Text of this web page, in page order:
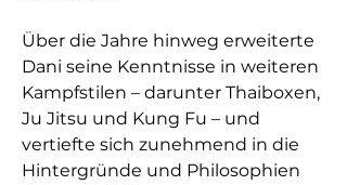
Über die Jahre hinweg erweiterte
Dani seine Kenntnisse in weiteren
Kampfstilen – darunter Thaiboxen,
Ju Jitsu und Kung Fu – und
vertiefte sich zunehmend in die
Hintergründe und Philosophien